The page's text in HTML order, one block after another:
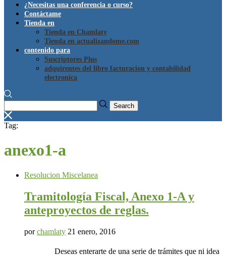
¿Necesitas una conferencia o curso?
Contáctame
Tienda en
Tienda en Chamlaty
Tienda en actualizandome.com
contenido para
Suscriptores Plus
adquirentes del libro facturacion y contabilidad
electronica
Search
Tag:
anexo1-a
Resolucion Miscelanea
Tramitología Fiscal, Anexo 1-A y
anteproyectos de reglas.
porchamlaty 21 enero, 2016
Deseas enterarte de una serie de trámites que ni idea